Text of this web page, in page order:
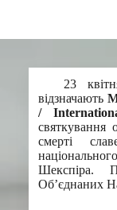
23
відзначають
/
святкування
смерті
Шекспіра.
Об’єднаних